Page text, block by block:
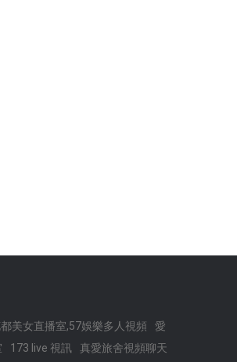
美女直播室,57娛樂多人視頻
愛
173 live 視訊 真愛旅舍視頻聊天